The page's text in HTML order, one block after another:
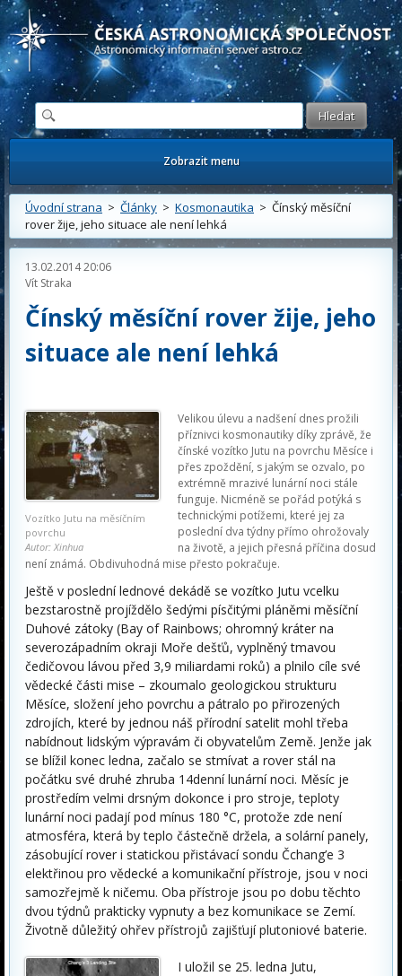
Česká astronomická společnost - Informační astronomický server
Zobrazit menu
Úvodní strana > Články > Kosmonautika > Čínský měsíční
rover žije, jeho situace ale není lehká
13.02.2014 20:06
Vít Straka
Čínský měsíční rover žije, jeho
situace ale není lehká
Vozítko Jutu na měsíčním
povrchu
Autor: Xinhua
Velikou úlevu a nadšení dnes prožili
příznivci kosmonautiky díky zprávě, že
čínské vozítko Jutu na povrchu Měsíce i
přes zpoždění, s jakým se ozvalo, po
extrémně mrazivé lunární noci stále
funguje. Nicméně se pořád potýká s
technickými potížemi, které jej za
poslední dva týdny přímo ohrožovaly
na životě, a jejich přesná příčina dosud
není známá. Obdivuhodná mise přesto pokračuje.
Ještě v poslední lednové dekádě se vozítko Jutu vcelku
bezstarostně projíždělo šedými písčitými pláněmi měsíční
Duhové zátoky (Bay of Rainbows; ohromný kráter na
severozápadním okraji Moře dešťů, vyplněný tmavou
čedičovou lávou před 3,9 miliardami roků) a plnilo cíle své
vědecké části mise – zkoumalo geologickou strukturu
Měsíce, složení jeho povrchu a pátralo po přirozených
zdrojích, které by jednou náš přírodní satelit mohl třeba
nabídnout lidským výpravám či obyvatelům Země. Jenže jak
se blížil konec ledna, začalo se stmívat a rover stál na
počátku své druhé zhruba 14denní lunární noci. Měsíc je
prostředím velmi drsným dokonce i pro stroje, teploty
lunární noci padají pod mínus 180 °C, protože zde není
atmosféra, která by teplo částečně držela, a solární panely,
zásobující rover i statickou přistávací sondu Čchang’e 3
elektřinou pro vědecké a komunikační přístroje, jsou v noci
samozřejmě k ničemu. Oba přístroje jsou po dobu těchto
dvou týdnů prakticky vypnuty a bez komunikace se Zemí.
Životně důležitý ohřev přístrojů zajišťují plutoniové baterie.
I uložil se 25. ledna Jutu,